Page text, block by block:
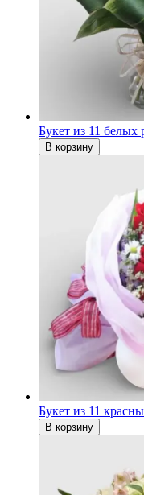
Букет из 11 белых
В корзину
Букет из 11
В корзину